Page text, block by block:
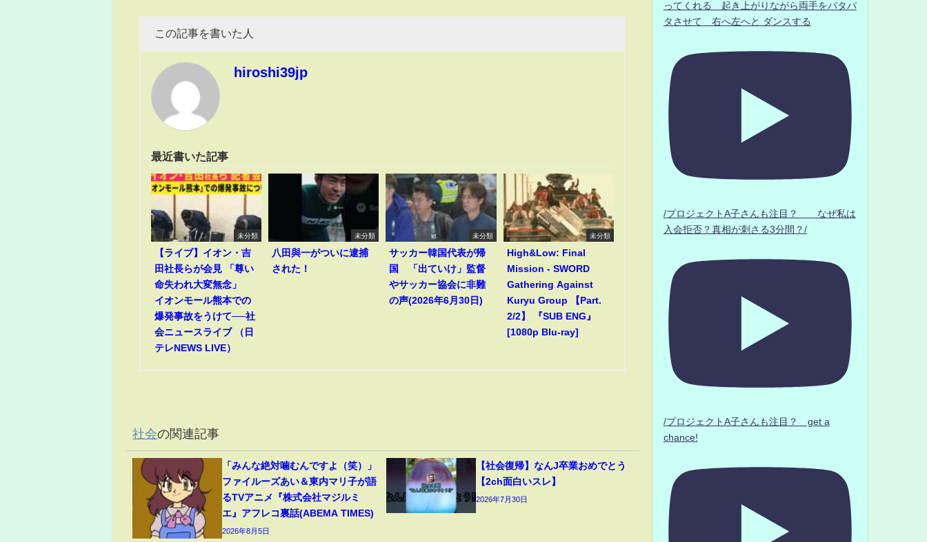
この記事を書いた人
hiroshi39jp
最近書いた記事
未分類
【ライブ】イオン・吉
田社長らが会見 「尊い
命失われ大変無念」
イオンモール熊本での
爆発事故をうけて──社
会ニュースライブ （日
テレNEWS LIVE）
未分類
八田與一がついに逮捕
された！
未分類
サッカー韓国代表が帰
国 「出ていけ」監督
やサッカー協会に非難
の声(2026年6月30日)
未分類
High&Low: Final
Mission - SWORD
Gathering Against
Kuryu Group 【Part.
2/2】 『SUB ENG』
[1080p Blu-ray]
社会の関連記事
「みんな絶対噛むんですよ（笑）」
ファイルーズあい＆東内マリ子が語
るTVアニメ『株式会社マジルミ
エ』アフレコ裏話(ABEMA TIMES)
2026年8月5日
【社会復帰】なんJ卒業おめでとう
【2ch面白いスレ】
2026年7月30日
ってくれる 起き上がりながら両手をパタパ
タさせて 右へ左へと ダンスする
/プロジェクトA子さんも注目？ なぜ私は
入会拒否？真相が刺さる3分間？/
/プロジェクトA子さんも注目？ get a
chance!